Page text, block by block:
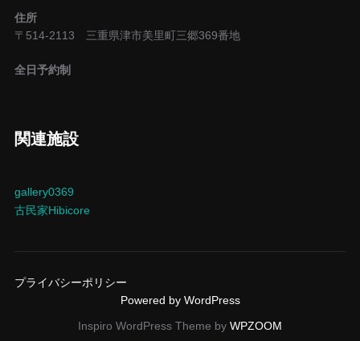
ョ
ン
住所
〒514-2113 三重県津市美里町三郷369番地
全日予約制
関連施設
gallery0369
古民家Hibicore
プライバシーポリシー
Powered by WordPress
Inspiro WordPress Theme by WPZOOM